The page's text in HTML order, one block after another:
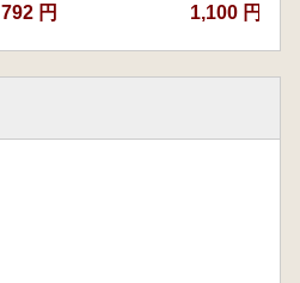
792 円 1,100 円